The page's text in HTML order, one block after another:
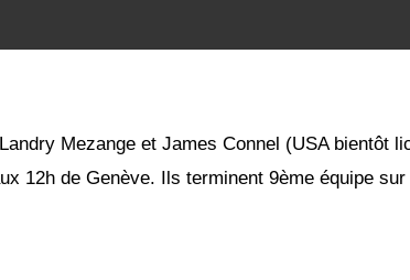
Mezange et James Connel (USA bientôt
12h de Genève. Ils terminent 9ème équipe sur